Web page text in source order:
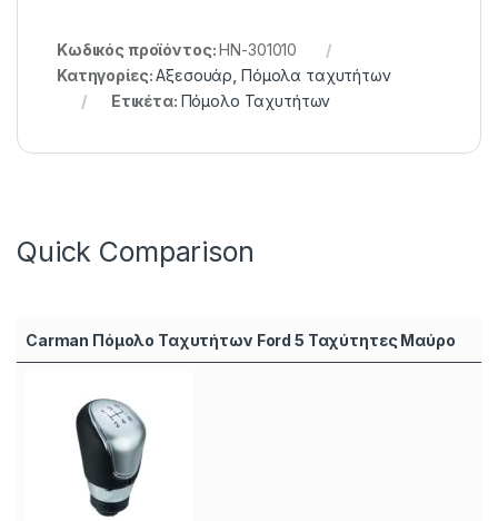
Κωδικός προϊόντος:HN-301010
Κατηγορίες:Αξεσουάρ Πόμολα ταχυτήτων
Ετικέτα: Πόμολο Ταχυτήτων
Quick Comparison
Carman Πόμολο Ταχυτήτων Ford 5 Ταχύτητες Μαύρο